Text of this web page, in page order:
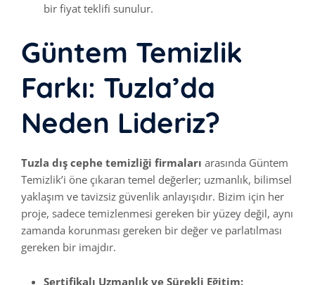
bir fiyat teklifi sunulur.
Güntem Temizlik
Farkı: Tuzla’da
Neden Lideriz?
Tuzla dış cephe temizliği firmaları arasında Güntem
Temizlik’i öne çıkaran temel değerler; uzmanlık, bilimsel
yaklaşım ve tavizsiz güvenlik anlayışıdır. Bizim için her
proje, sadece temizlenmesi gereken bir yüzey değil, aynı
zamanda korunması gereken bir değer ve parlatılması
gereken bir imajdır.
Sertifikalı Uzmanlık ve Sürekli Eğitim: